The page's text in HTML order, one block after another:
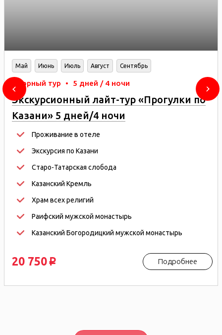
Май Июнь Июль Август Сентябрь
Сборный тур • 5 дней / 4 ночи
Экскурсионный лайт-тур «Прогулки по
Казани» 5 дней/4 ночи
Проживание в отеле
Экскурсия по Казани
Старо-Татарская слобода
Казанский Кремль
Храм всех религий
Раифский мужской монастырь
Казанский Богородицкий мужской монастырь
20 750 p Подробнее